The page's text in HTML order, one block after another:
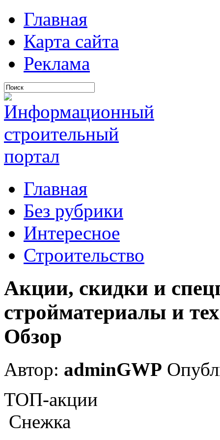
Главная
Карта сайта
Реклама
Главная
Без рубрики
Интересное
Строительство
Акции, скидки и
стройматериалы и
Обзор
Автор: adminGWP
ТОП-акции
Снежка